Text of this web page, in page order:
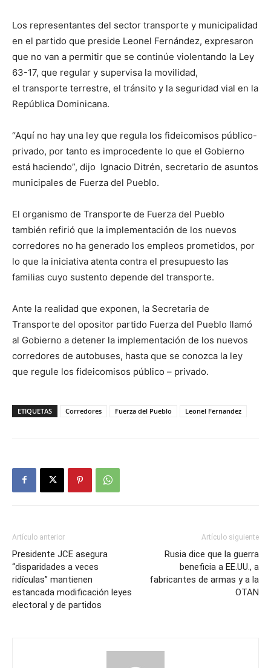
Los representantes del sector transporte y municipalidad
en el partido que preside Leonel Fernández, expresaron
que no van a permitir que se continúe violentando la Ley
63-17, que regular y supervisa la movilidad,
el transporte terrestre, el tránsito y la seguridad vial en la
República Dominicana.
“Aquí no hay una ley que regula los fideicomisos público-
privado, por tanto es improcedente lo que el Gobierno
está haciendo”, dijo Ignacio Ditrén, secretario de asuntos
municipales de Fuerza del Pueblo.
El organismo de Transporte de Fuerza del Pueblo
también refirió que la implementación de los nuevos
corredores no ha generado los empleos prometidos, por
lo que la iniciativa atenta contra el presupuesto las
familias cuyo sustento depende del transporte.
Ante la realidad que exponen, la Secretaria de
Transporte del opositor partido Fuerza del Pueblo llamó
al Gobierno a detener la implementación de los nuevos
corredores de autobuses, hasta que se conozca la ley
que regule los fideicomisos público – privado.
ETIQUETAS Corredores Fuerza del Pueblo Leonel Fernandez
Artículo anterior
Presidente JCE asegura
“disparidades a veces
ridículas” mantienen
estancada modificación leyes
electoral y de partidos
Artículo siguiente
Rusia dice que la guerra
beneficia a EE.UU., a
fabricantes de armas y a la
OTAN